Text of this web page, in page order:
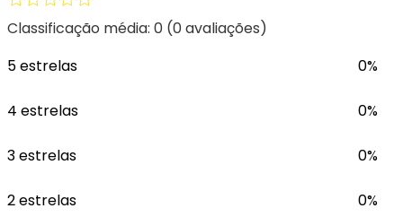
Classificação média: 0 (0 avaliações)
5 estrelas
0%
4 estrelas 0%
3 estrelas 0%
2 estrelas 0%